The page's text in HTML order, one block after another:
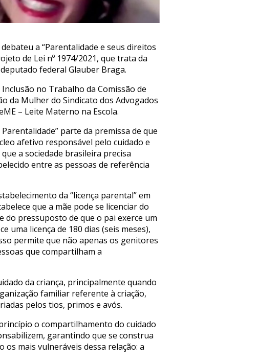
a “Parentalidade e seus direitos
de Lei nº 1974/2021, que trata da
federal Glauber Braga.
no Trabalho da Comissão de
da Mulher do Sindicato dos Advogados
– Leite Materno na Escola.
parte da premissa de que
afetivo responsável pelo cuidado e
a sociedade brasileira precisa
entre as pessoas de referência
da “licença parental” em
que a mãe pode se licenciar do
do pressuposto de que o pai exerce um
uma licença de 180 dias (seis meses),
permite que não apenas os genitores
que compartilham a
da criança, principalmente quando
familiar referente à criação,
pelos tios, primos e avós.
o compartilhamento do cuidado
garantindo que se construa
mais vulneráveis dessa relação: a